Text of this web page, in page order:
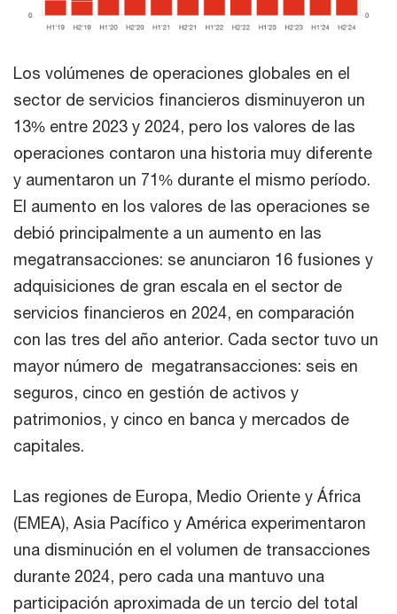
Los volúmenes de operaciones globales en el
sector de servicios financieros disminuyeron un
13% entre 2023 y 2024, pero los valores de las
operaciones contaron una historia muy diferente
y aumentaron un 71% durante el mismo período.
El aumento en los valores de las operaciones se
debió principalmente a un aumento en las
megatransacciones: se anunciaron 16 fusiones y
adquisiciones de gran escala en el sector de
servicios financieros en 2024, en comparación
con las tres del año anterior. Cada sector tuvo un
mayor número de megatransacciones: seis en
seguros, cinco en gestión de activos y
patrimonios, y cinco en banca y mercados de
capitales.
Las regiones de Europa, Medio Oriente y África
(EMEA), Asia Pacífico y América experimentaron
una disminución en el volumen de transacciones
durante 2024, pero cada una mantuvo una
participación aproximada de un tercio del total